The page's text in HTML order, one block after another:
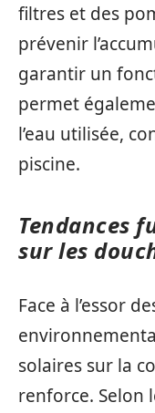
filtres et des
prévenir
garantir un
permet
l’eau utilisée,
piscine.
Tendances
sur les
Face à l’essor
solaires sur la
renforce. Selon